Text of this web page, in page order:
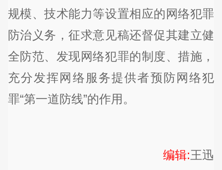
规模、技术能力等设置相应的网络犯罪
防治义务，征求意见稿还督促其建立健
全防范、发现网络犯罪的制度、措施，
充分发挥网络服务提供者预防网络犯
罪“第一道防线”的作用。
编辑:王迅